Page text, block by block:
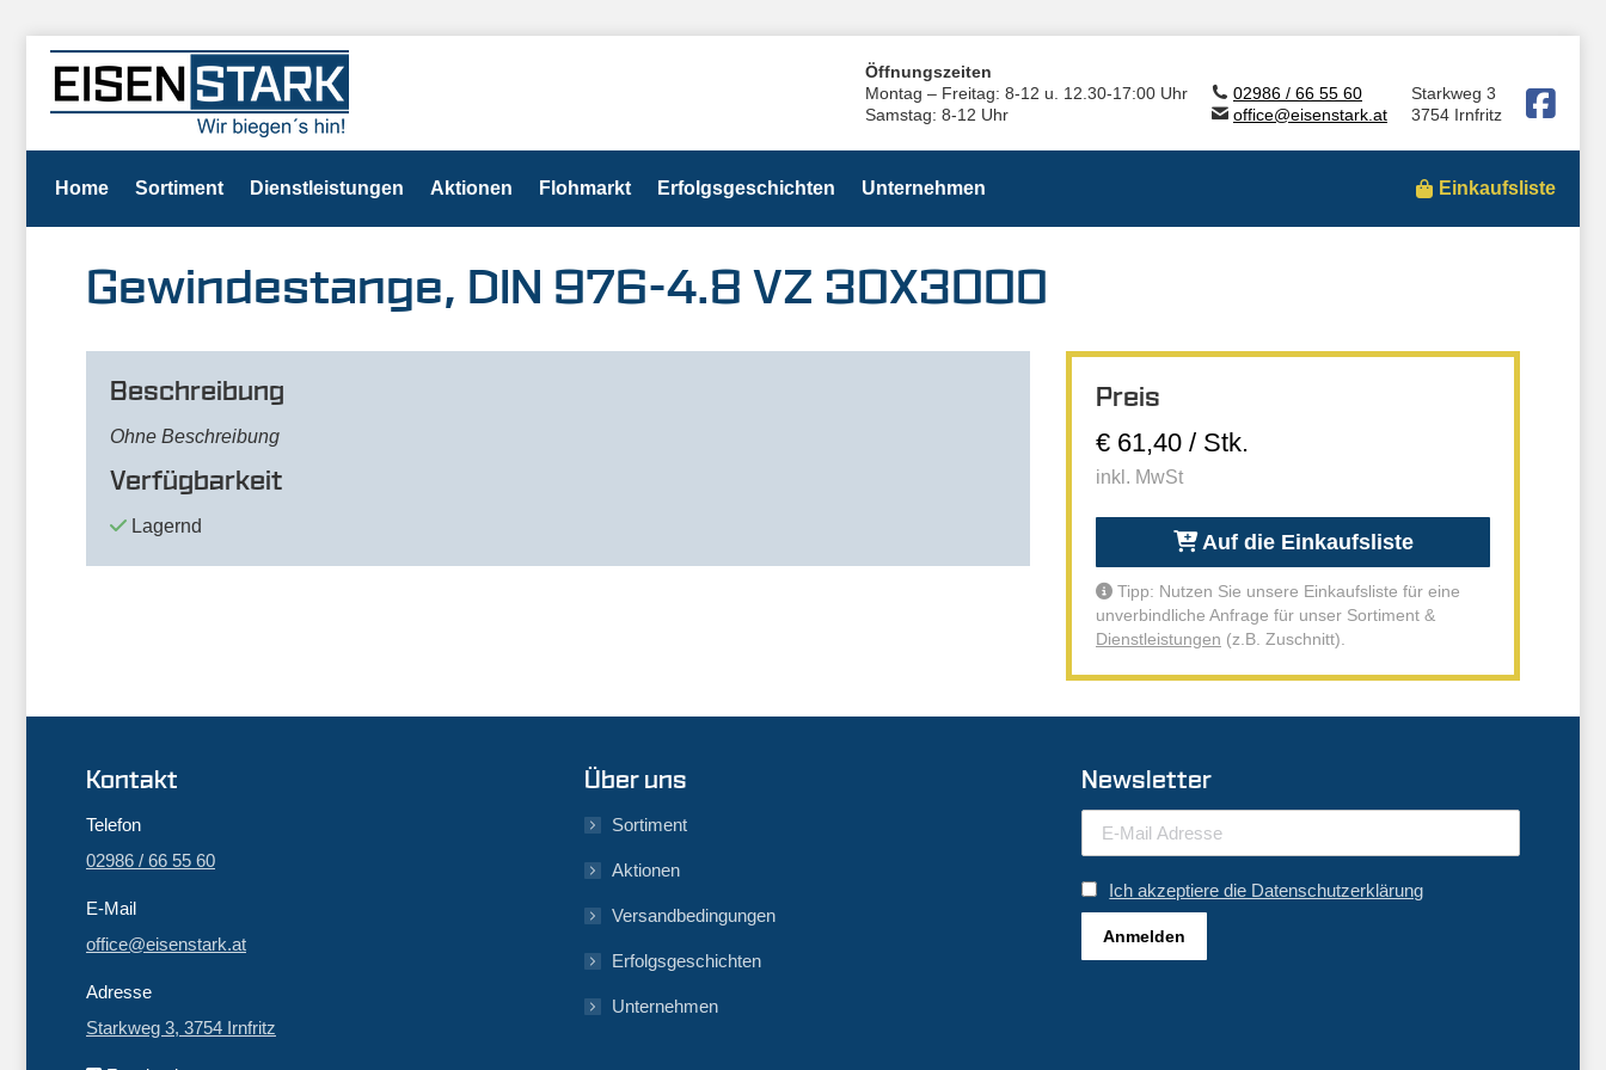
Öffnungszeiten
Montag – Freitag: 8-12 u. 12.30-17:00 Uhr
Samstag: 8-12 Uhr
02986 / 66 55 60
office@eisenstark.at
Starkweg 3
3754 Irnfritz
Home Sortiment Dienstleistungen Aktionen Flohmarkt Erfolgsgeschichten Unternehmen Einkaufsliste
Gewindestange, DIN 976-4.8 VZ 30X3000
Beschreibung
Ohne Beschreibung
Verfügbarkeit
Lagernd
Preis
€ 61,40 / Stk.
inkl. MwSt
Auf die Einkaufsliste
Tipp: Nutzen Sie unsere Einkaufsliste für eine
unverbindliche Anfrage für unser Sortiment &
Dienstleistungen (z.B. Zuschnitt).
Kontakt
Telefon
02986 / 66 55 60
E-Mail
office@eisenstark.at
Adresse
Starkweg 3, 3754 Irnfritz
Über uns
Sortiment
Aktionen
Versandbedingungen
Erfolgsgeschichten
Unternehmen
Newsletter
Ich akzeptiere die Datenschutzerklärung